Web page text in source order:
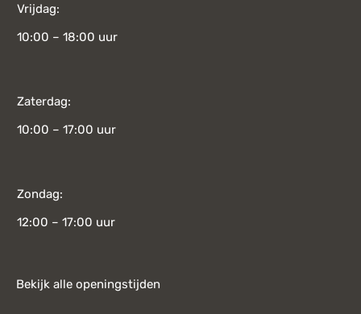
Vrijdag:
10:00 – 18:00 uur
Zaterdag:
10:00 – 17:00 uur
Zondag:
12:00 – 17:00 uur
Bekijk alle openingstijden